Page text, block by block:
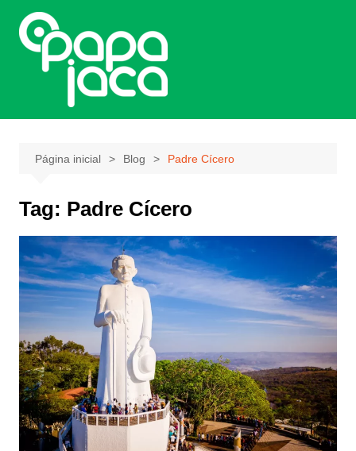
para
conteúdo
Página inicial Blog Padre Cícero
Tag: Padre Cícero